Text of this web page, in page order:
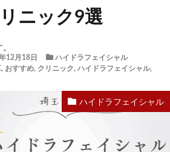
ニック9選
12月18日
ハイドラフェイシャル
, おすすめ, クリニック, ハイドラフェイシャル,
ハイドラフェイシャル